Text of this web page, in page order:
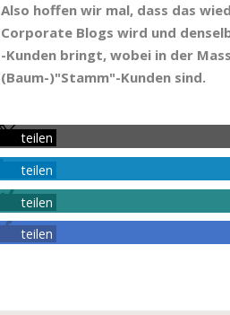
Also hoffen wir mal, dass das
Corporate Blogs wird und
-Kunden bringt, wobei in der
(Baum-)"Stamm"-Kunden sind.
teilen
teilen
teilen
teilen